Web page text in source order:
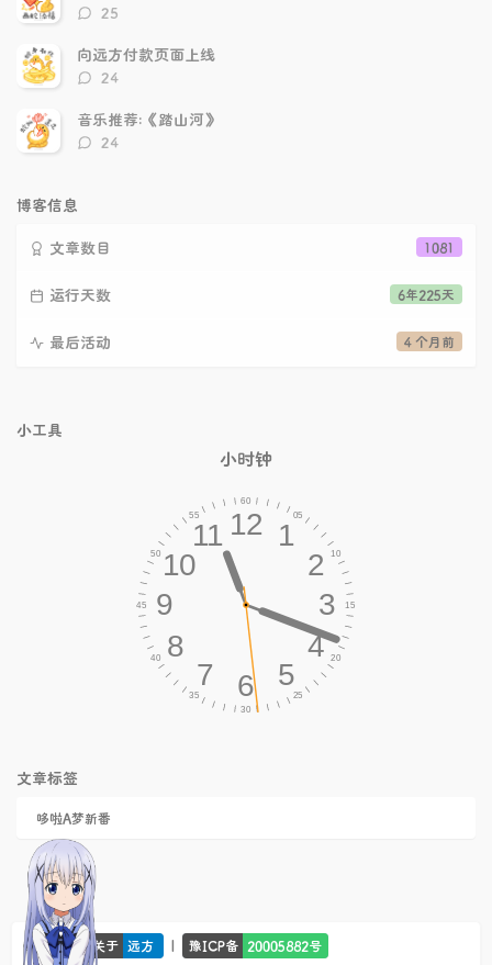
评
数：
25
向远方付款页面上线
评
数：
24
音乐推荐:《踏山河》
评
24
博客信息
1081
文章数目
6年225天
运行天数
4 个月前
最后活动
小工具
小时钟
文章标签
哆啦A梦新番
© 2026 - 关于 远方 | 豫ICP备 20005882号